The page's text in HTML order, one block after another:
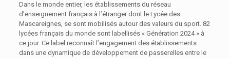
Dans le monde entier, les établissements du réseau
d’enseignement français à l’étranger dont le Lycée des
Mascareignes, se sont mobilisés autour des valeurs du sport. 82
lycées français du monde sont labellisés « Génération 2024 » à
ce jour. Ce label reconnaît l’engagement des établissements
dans une dynamique de développement de passerelles entre le